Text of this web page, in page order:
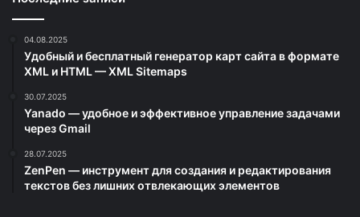
04.08.2025
Удобный и бесплатный генератор карт сайта в формате
XML и HTML — XML Sitemaps
30.07.2025
Yanado — удобное и эффективное управление задачами
через Gmail
28.07.2025
ZenPen — инструмент для создания и редактирования
текстов без лишних отвлекающих элементов